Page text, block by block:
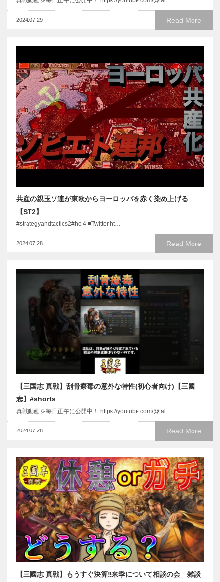
Read More
2024.07.29
共産の親玉ソ連が東欧からヨーロッパを赤く染め上げる
【ST2】
#strategyandtactics2#hoi4 ■Twitter ht…
Read More
2024.07.28
【三国志 真戦】刮骨療毒の意外な特性(初心者向け)【三國
志】#shorts
真戦動画を毎日正午に公開中！ https://youtube.com/@tal…
Read More
2024.07.28
【三國志 真戦】もうすぐ決算‼来季について相談の会 雑談